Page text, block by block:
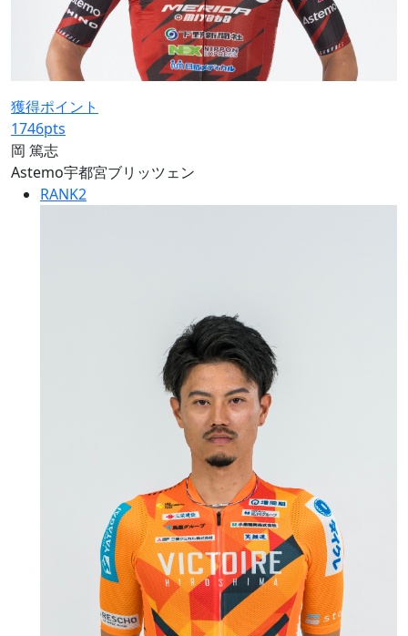
獲得ポイント
1746pts
岡 篤志
Astemo宇都宮ブリッツェン
RANK2